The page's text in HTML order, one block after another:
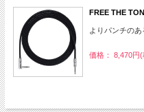
FREE THE
よりパンチの
価格： 8,470円(